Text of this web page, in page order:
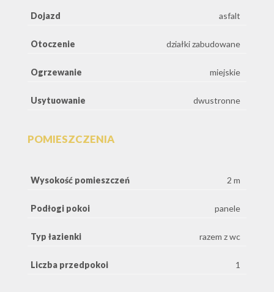
Dojazd asfalt
Otoczenie działki zabudowane
Ogrzewanie miejskie
Usytuowanie dwustronne
POMIESZCZENIA
Wysokość pomieszczeń 2 m
Podłogi pokoi panele
Typ łazienki razem z wc
Liczba przedpokoi 1